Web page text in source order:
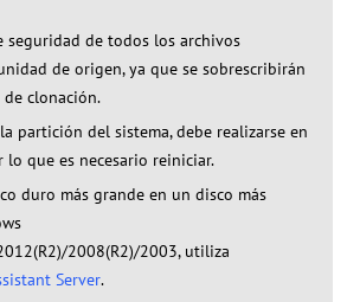
seguridad de todos los archivos
de origen, ya que se sobrescribirán
clonación.
partición del sistema, debe realizarse en
lo que es necesario reiniciar.
duro más grande en un disco más
2008(R2)/2003, utiliza
Server.